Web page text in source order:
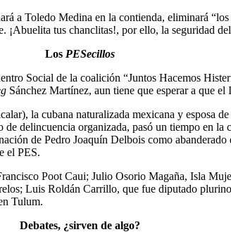
a Toledo Medina en la contienda, eliminará
tus chanclitas!, por ello, la seguridad
Los PESecillos
Social de la coalición “Juntos Hacemos
Sánchez Martínez, aun tiene que esperar a que
la cubana naturalizada mexicana y esposa de
delincuencia organizada, pasó un tiempo en
de Pedro Joaquín Delbois como
el PES.
Poot Caui; Julio Osorio Magaña, Isla
Luis Roldán Carrillo, que fue diputado
Tulum.
Debates, ¿sirven de algo?